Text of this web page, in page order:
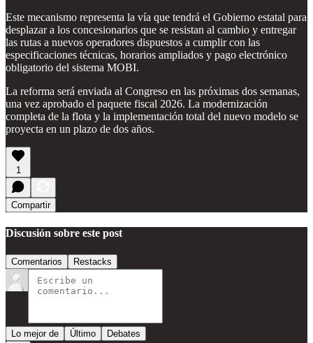
Este mecanismo representa la vía que tendrá el Gobierno estatal para
desplazar a los concesionarios que se resistan al cambio y entregar
las rutas a nuevos operadores dispuestos a cumplir con las
especificaciones técnicas, horarios ampliados y pago electrónico
obligatorio del sistema MOBI.
La reforma será enviada al Congreso en las próximas dos semanas,
una vez aprobado el paquete fiscal 2026. La modernización
completa de la flota y la implementación total del nuevo modelo se
proyecta en un plazo de dos años.
1
Compartir
Discusión sobre este post
Comentarios Restacks
Lo mejor de Último Debates